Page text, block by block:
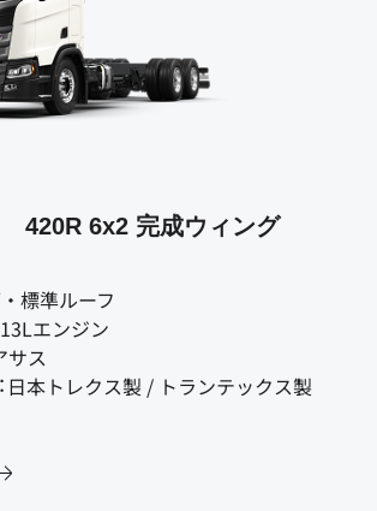
420R 6x2 完成ウィング
標準ルーフ
エンジン
サス
日本トレクス製 / トランテックス製